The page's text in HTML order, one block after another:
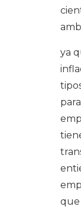
ya
que